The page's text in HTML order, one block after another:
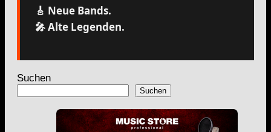
🎸 Neue Bands.
🎤 Alte Legenden.
Suchen
Suchen